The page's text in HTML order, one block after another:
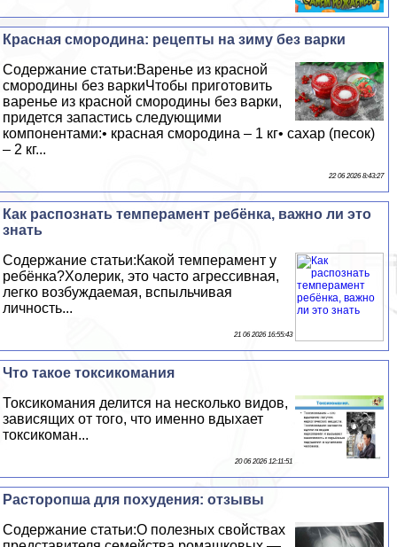
Красная смородина: рецепты на зиму без варки
Содержание статьи:Варенье из красной
смородины без варкиЧтобы приготовить
варенье из красной смородины без варки,
придется запастись следующими
компонентами:• красная смородина – 1 кг• сахар (песок)
– 2 кг...
22 06 2026 8:43:27
Как распознать темперамент ребёнка, важно ли это
знать
Содержание статьи:Какой темперамент у
ребёнка?Холерик, это часто агрессивная,
легко возбуждаемая, вспыльчивая
личность...
21 06 2026 16:55:43
Что такое токсикомания
Токсикомания делится на несколько видов,
зависящих от того, что именно вдыхает
токсикоман...
20 06 2026 12:11:51
Расторопша для похудения: отзывы
Содержание статьи:О полезных свойствах